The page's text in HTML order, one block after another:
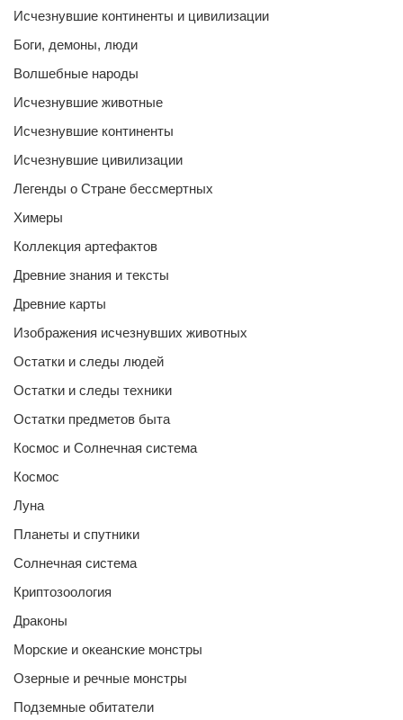
Исчезнувшие континенты и цивилизации
Боги, демоны, люди
Волшебные народы
Исчезнувшие животные
Исчезнувшие континенты
Исчезнувшие цивилизации
Легенды о Стране бессмертных
Химеры
Коллекция артефактов
Древние знания и тексты
Древние карты
Изображения исчезнувших животных
Остатки и следы людей
Остатки и следы техники
Остатки предметов быта
Космос и Солнечная система
Космос
Луна
Планеты и спутники
Солнечная система
Криптозоология
Драконы
Морские и океанские монстры
Озерные и речные монстры
Подземные обитатели